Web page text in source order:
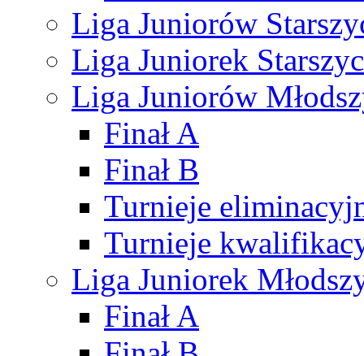
Liga Juniorów
Liga Juniorek
Liga Juniorów
Finał A
Finał B
Turnieje
Turnieje
Liga Juniorek
Finał A